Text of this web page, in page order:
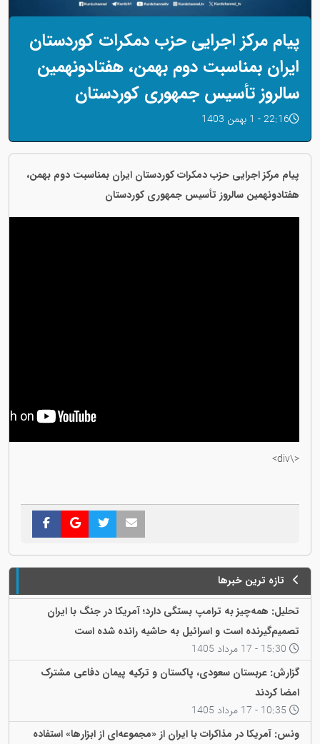
پیام مرکز اجرایی حزب دمکرات کوردستان
ایران بمناسبت دوم‌ بهمن، هفتادونهمین
سالروز تأسیس جمهوری کوردستان
22:16 - 1 بهمن 1403
پیام مرکز اجرایی حزب دمکرات کوردستان ایران بمناسبت دوم‌ بهمن،
هفتادونهمین سالروز تأسیس جمهوری کوردستان
<\div>
تازه ترین خبرها
تحلیل: همه‌چیز به ترامپ بستگی دارد؛ آمریکا در جنگ با ایران
تصمیم‌گیرنده است و اسرائیل به حاشیه رانده شده است
گزارش: عربستان سعودی، پاکستان و ترکیه پیمان دفاعی مشترک
امضا کردند
ونس: آمریکا در مذاکرات با ایران از «مجموعه‌ای از ابزارها» استفاده